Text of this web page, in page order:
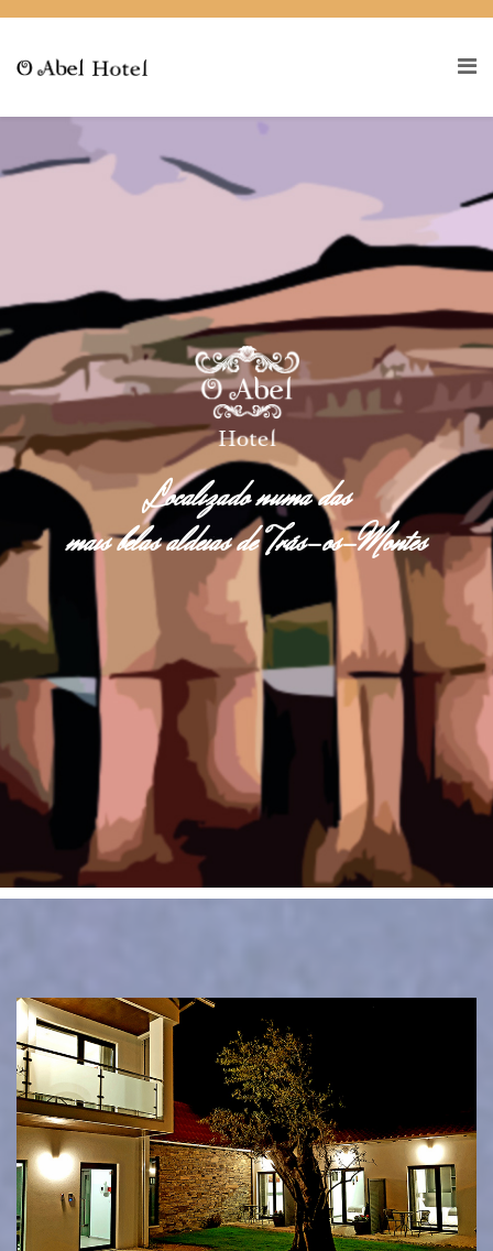
Localizado numa das
mais belas aldeias de Trás-os-Montes